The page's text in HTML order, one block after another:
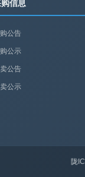
信息
公告
公示
公告
公示
陇